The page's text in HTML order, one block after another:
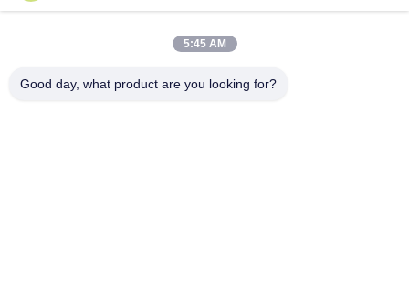
Windkraftanlage-Hauptleitungs-Welle
Stromgenerator Rotor Schmieden mit Rillen
5:45 AM
Good day, what product are you looking for?